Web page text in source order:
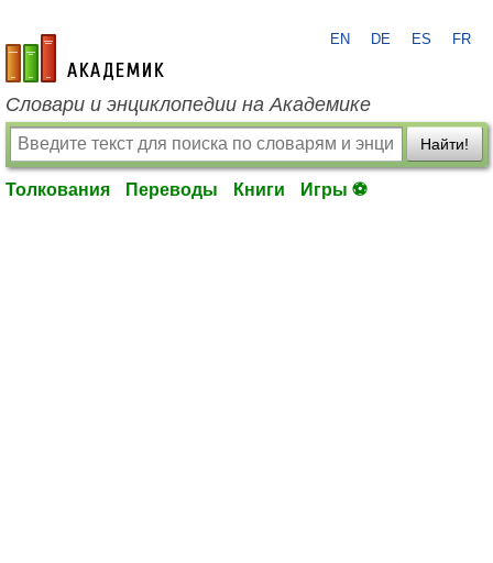
academic.ru
EN DE ES FR
Словари и энциклопедии на Академике
Найти!
Толкования Переводы Книги Игры ⚽